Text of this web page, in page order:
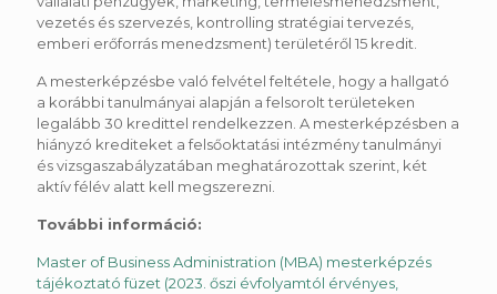
vezetés és szervezés, kontrolling stratégiai tervezés,
emberi erőforrás menedzsment) területéről 15 kredit.
A mesterképzésbe való felvétel feltétele, hogy a hallgató
a korábbi tanulmányai alapján a felsorolt területeken
legalább 30 kredittel rendelkezzen. A mesterképzésben a
hiányzó krediteket a felsőoktatási intézmény tanulmányi
és vizsgaszabályzatában meghatározottak szerint, két
aktív félév alatt kell megszerezni.
További információ:
Master of Business Administration (MBA) mesterképzés
tájékoztató füzet (2023. őszi évfolyamtól érvényes,